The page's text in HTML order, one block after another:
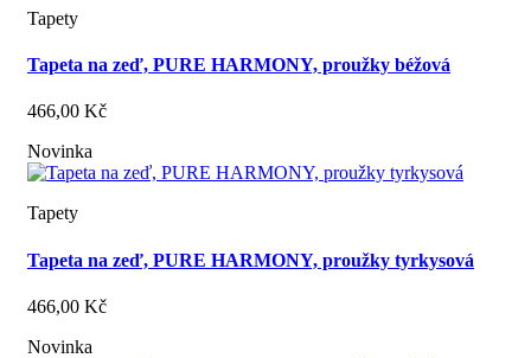
Tapety
Tapeta na zeď, PURE HARMONY, proužky béžová
466,00 Kč
Novinka
Tapety
Tapeta na zeď, PURE HARMONY, proužky tyrkysová
466,00 Kč
Novinka